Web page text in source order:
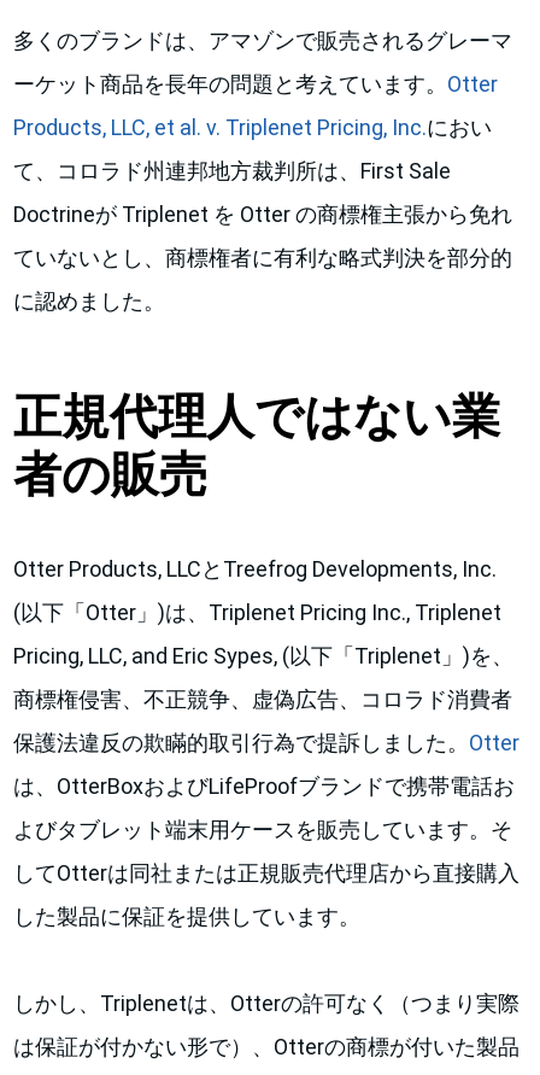
多くのブランドは、アマゾンで販売されるグレーマ
ーケット商品を長年の問題と考えています。 Otter
Products, LLC, et al. v. Triplenet Pricing, Inc.におい
て、コロラド州連邦地方裁判所は、First Sale
Doctrineが Triplenet を Otter の商標権主張から免れ
ていないとし、商標権者に有利な略式判決を部分的
に認めました。
正規代理人ではない業
者の販売
Otter Products, LLCとTreefrog Developments, Inc.
(以下「Otter」)は、Triplenet Pricing Inc., Triplenet
Pricing, LLC, and Eric Sypes, (以下「Triplenet」)を、
商標権侵害、不正競争、虚偽広告、コロラド消費者
保護法違反の欺瞞的取引行為で提訴しました。 Otter
は、OtterBoxおよびLifeProofブランドで携帯電話お
よびタブレット端末用ケースを販売しています。そ
してOtterは同社または正規販売代理店から直接購入
した製品に保証を提供しています。
しかし、Triplenetは、Otterの許可なく（つまり実際
は保証が付かない形で）、Otterの商標が付いた製品